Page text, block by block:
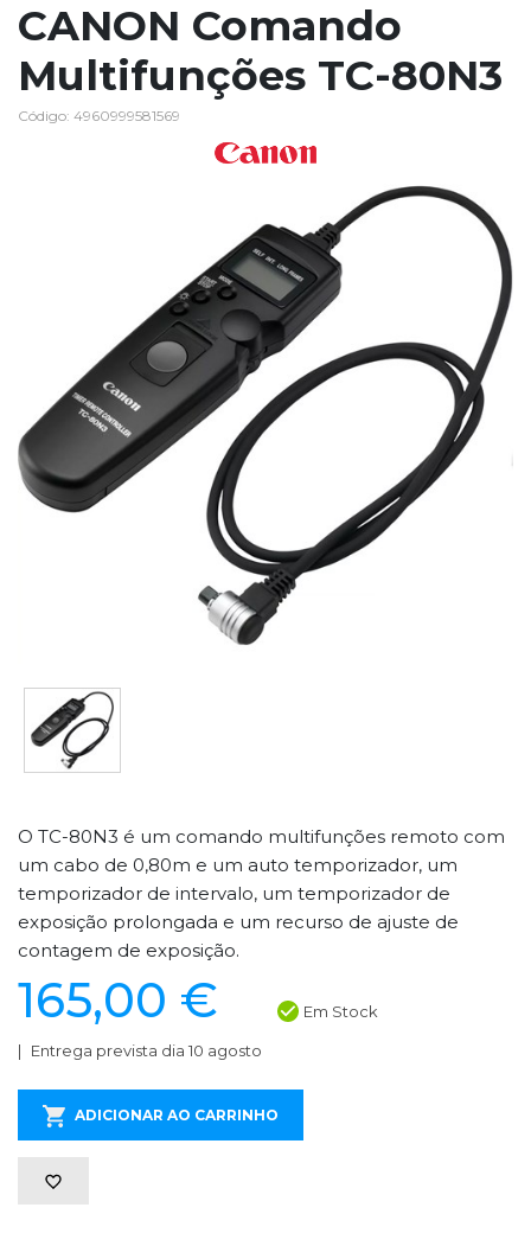
CANON Comando
Multifunções TC-80N3
Código: 4960999581569
O TC-80N3 é um comando multifunções remoto com
um cabo de 0,80m e um auto temporizador, um
temporizador de intervalo, um temporizador de
exposição prolongada e um recurso de ajuste de
contagem de exposição.
165,00 € Em Stock
Entrega prevista dia 10 agosto
ADICIONAR AO CARRINHO